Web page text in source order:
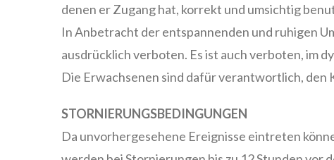
denen er Zugang hat, korrekt und umsichtig
In Anbetracht der entspannenden und ruhigen
ausdrücklich verboten. Es ist auch verboten, im
Die Erwachsenen sind dafür verantwortlich,
STORNIERUNGSBEDINGUNGEN
Da unvorhergesehene Ereignisse eintreten